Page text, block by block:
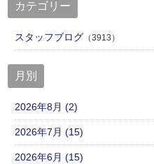
カテゴリー
スタッフブログ （3913）
月別
2026年8月 (2)
2026年7月 (15)
2026年6月 (15)